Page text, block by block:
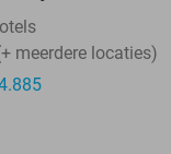
meerdere locaties)